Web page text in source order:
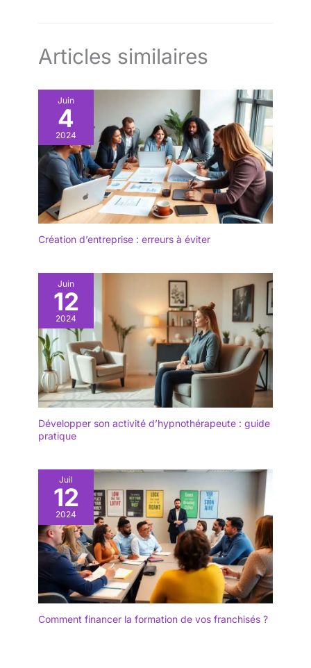
Articles similaires
Juin
4
2024
Création d’entreprise : erreurs à éviter
Juin
12
2024
Développer son activité d’hypnothérapeute : guide
pratique
Juil
12
2024
Comment financer la formation de vos franchisés ?